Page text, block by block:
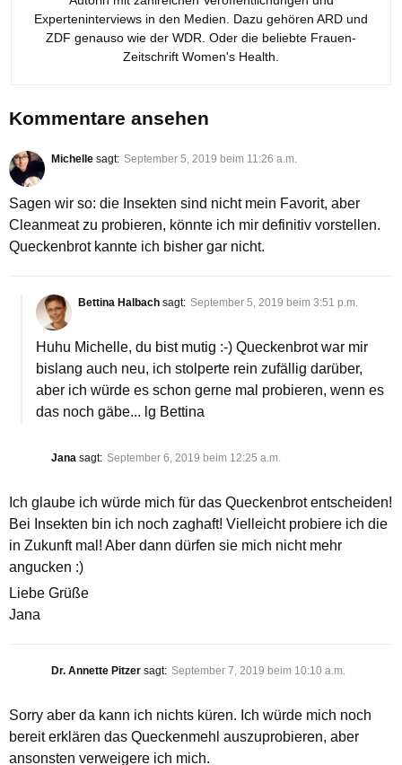
Experteninterviews in den Medien. Dazu gehören ARD und
ZDF genauso wie der WDR. Oder die beliebte Frauen-
Zeitschrift Women's Health.
Kommentare ansehen
Michelle sagt: September 5, 2019 beim 11:26 a.m.
Sagen wir so: die Insekten sind nicht mein Favorit, aber
Cleanmeat zu probieren, könnte ich mir definitiv vorstellen.
Queckenbrot kannte ich bisher gar nicht.
Bettina Halbach sagt: September 5, 2019 beim 3:51 p.m.
Huhu Michelle, du bist mutig :-) Queckenbrot war mir
bislang auch neu, ich stolperte rein zufällig darüber,
aber ich würde es schon gerne mal probieren, wenn es
das noch gäbe... lg Bettina
Jana sagt: September 6, 2019 beim 12:25 a.m.
Ich glaube ich würde mich für das Queckenbrot entscheiden!
Bei Insekten bin ich noch zaghaft! Vielleicht probiere ich die
in Zukunft mal! Aber dann dürfen sie mich nicht mehr
angucken :)
Liebe Grüße
Jana
Dr. Annette Pitzer sagt: September 7, 2019 beim 10:10 a.m.
Sorry aber da kann ich nichts küren. Ich würde mich noch
bereit erklären das Queckenmehl auszuprobieren, aber
ansonsten verweigere ich mich.